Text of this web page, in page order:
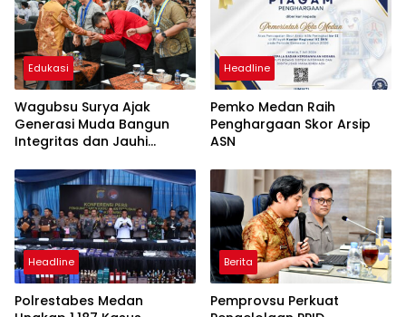
Edukasi
Wagubsu Surya Ajak
Generasi Muda Bangun
Integritas dan Jauhi
Headline
Pemko Medan Raih
Penghargaan Skor Arsip
ASN
Headline
Polrestabes Medan
Berita
Pemprovsu Perkuat